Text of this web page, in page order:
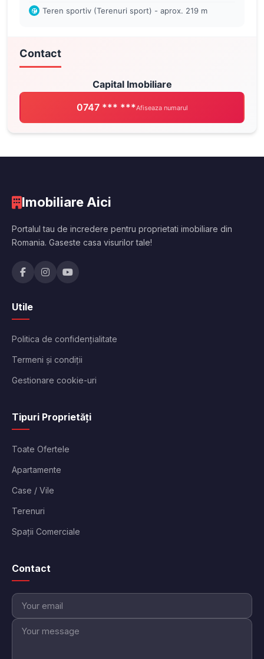
Teren sportiv (Terenuri sport) - aprox. 219 m
Contact
Capital Imobiliare
0747 *** ***Afiseaza numarul
Imobiliare Aici
Portalul tau de incredere pentru proprietati imobiliare din
Romania. Gaseste casa visurilor tale!
Utile
Politica de confidențialitate
Termeni și condiții
Gestionare cookie-uri
Tipuri Proprietăți
Toate Ofertele
Apartamente
Case / Vile
Terenuri
Spații Comerciale
Contact